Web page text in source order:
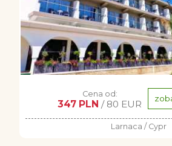
Cena od:
347 PLN / 80 EUR
Larnaca / Cypr